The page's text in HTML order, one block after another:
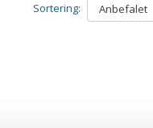
Sortering: